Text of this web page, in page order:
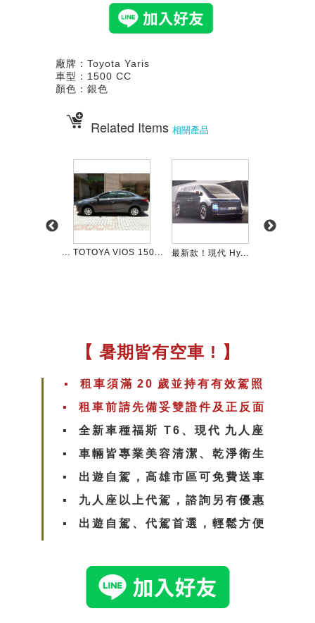
廠牌：Toyota Yaris
車型：1500 CC
顏色：銀色
Related Items 相關產品
TOTOYA VIOS 150... 最新款！現代 Hy...
【 暑期皆有空車 ! 】
▪︎ 租車須滿 20 歲並持有有效駕照
▪︎ 租車前請先備妥雙證件及正反面
▪︎ 全新車種福斯 T6、現代 九人座
▪︎ 車輛皆專業美容清潔、乾淨衛生
▪︎ 出遊自駕，高雄市區可免費送車
▪︎ 九人座以上代駕，諮詢另有優惠
▪︎ 出遊自駕、代駕首選，輕鬆方便